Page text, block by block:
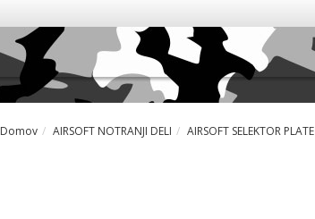
Domov AIRSOFT NOTRANJI DELI AIRSOFT SELEKTOR PLATE